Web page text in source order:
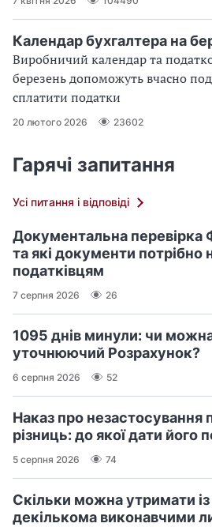
Календар бухгалтера на
Виробничий календар та
березень допоможуть вчасно
сплатити податки
20 лютого 2026 23602
Гарячі запитання
Усі питання і відповіді
Документальна перевірка
та які документи потрібно
податківцям
7 серпня 2026 26
1095 днів минули: чи
уточнюючий Розрахунок?
6 серпня 2026 52
Наказ про незастосування
різниць: до якої дати його
5 серпня 2026 74
Скільки можна утримати із
декількома виконавчими